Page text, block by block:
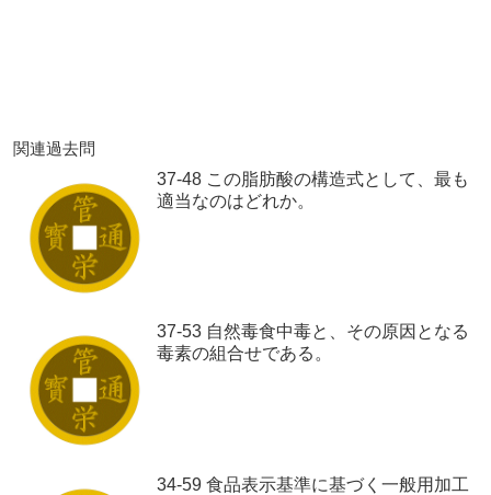
関連過去問
37-48 この脂肪酸の構造式として、最も
適当なのはどれか。
37-53 自然毒食中毒と、その原因となる
毒素の組合せである。
34-59 食品表示基準に基づく一般用加工